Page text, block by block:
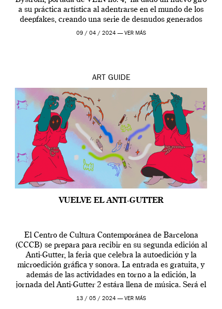
a su práctica artística al adentrarse en el mundo de los
deepfakes, creando una serie de desnudos generados
por […]
09 / 04 / 2024 — VER MÁS
ART GUIDE
VUELVE EL ANTI-GUTTER
El Centro de Cultura Contemporánea de Barcelona
(CCCB) se prepara para recibir en su segunda edición al
Anti-Gutter, la feria que celebra la autoedición y la
microedición gráfica y sonora. La entrada es gratuita, y
además de las actividades en torno a la edición, la
jornada del Anti-Gutter 2 estára llena de música. Será el
[…]
13 / 05 / 2024 — VER MÁS